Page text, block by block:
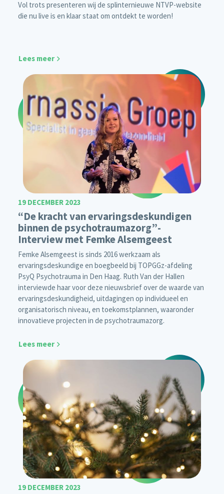
Vol trots presenteren wij de splinternieuwe NTVP-website
die nu live is en klaar staat om ontdekt te worden!
Lees meer
19 DECEMBER 2023
“De kracht van ervaringsdeskundigen
binnen de psychotraumazorg”-
Interview met Femke Alsemgeest
Femke Alsemgeest is sinds 2016 werkzaam als
ervaringsdeskundige en boegbeeld bij TOPGGz-afdeling
PsyQ Psychotrauma in Den Haag. Ruth Van der Hallen
interviewde haar voor deze nieuwsbrief over de waarde van
ervaringsdeskundigheid, uitdagingen op individueel en
organisatorisch niveau, en toekomstplannen, waaronder
innovatieve projecten in de psychotraumazorg.
Lees meer
19 DECEMBER 2023